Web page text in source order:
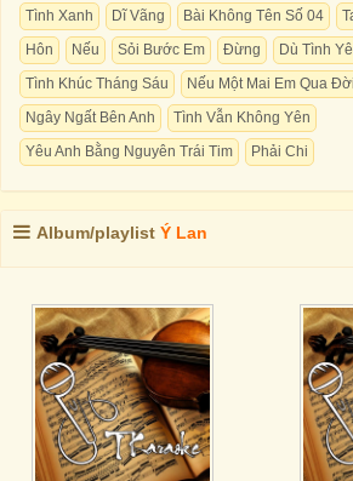
Tình Xanh
Dĩ Vãng Bài Không Tên Số 04
Hôn
Nếu Sỏi Bước Em Đừng
Dù Tình
Tình Khúc Tháng Sáu
Nếu Một Mai Em Qua Đời
Ngây Ngất Bên Anh
Tình Vẫn Không Yên
Yêu Anh Bằng Nguyên Trái Tim
Phải Chi
Album/playlist Ý Lan